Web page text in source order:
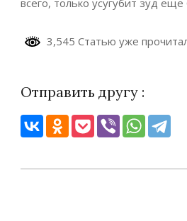
всего, только усугубит зуд
3,545 Статью уже
Отправить другу :